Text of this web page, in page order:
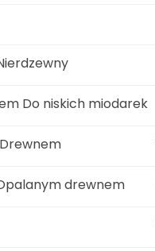
Do niskich miodarek
drewnem